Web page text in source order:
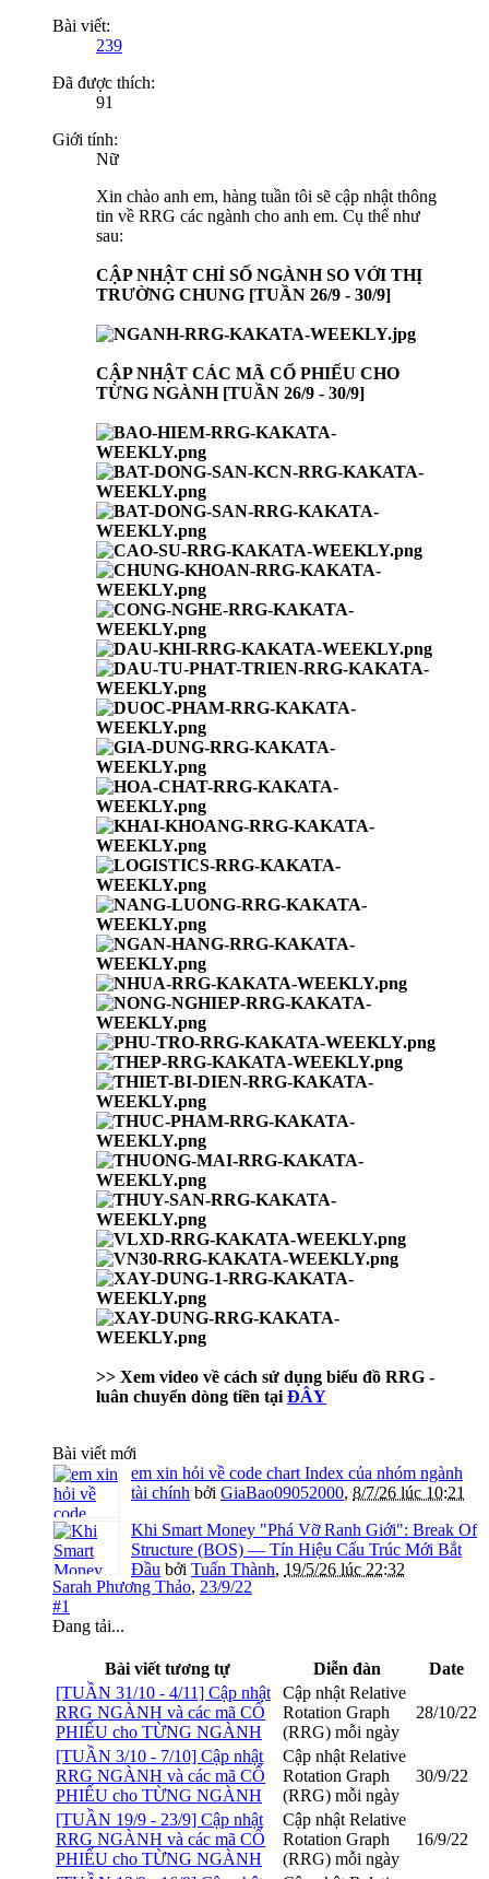
Bài viết:
239
Đã được thích:
91
Giới tính:
Nữ
Xin chào anh em, hàng tuần tôi sẽ cập nhật thông
tin về RRG các ngành cho anh em. Cụ thể như
sau:
CẬP NHẬT CHỈ SỐ NGÀNH SO VỚI THỊ
TRƯỜNG CHUNG [TUẦN 26/9 - 30/9]
CẬP NHẬT CÁC MÃ CỔ PHIẾU CHO
TỪNG NGÀNH [TUẦN 26/9 - 30/9]
>> Xem video về cách sử dụng biểu đồ RRG -
luân chuyển dòng tiền tại ĐÂY
Bài viết mới
em xin hỏi về code chart Index của nhóm ngành
tài chính bởi GiaBao09052000, 8/7/26 lúc 10:21
Khi Smart Money "Phá Vỡ Ranh Giới": Break Of
Structure (BOS) — Tín Hiệu Cấu Trúc Mới Bắt
Đầu bởi Tuấn Thành, 19/5/26 lúc 22:32
Sarah Phương Thảo, 23/9/22
#1
Đang tải...
Bài viết tương tự Diễn đàn
Date
[TUẦN 31/10 - 4/11] Cập nhật
RRG NGÀNH và các mã CỔ
PHIẾU cho TỪNG NGÀNH
Cập nhật Relative
Rotation Graph
(RRG) mỗi ngày
28/10/22
[TUẦN 3/10 - 7/10] Cập nhật
RRG NGÀNH và các mã CỔ
PHIẾU cho TỪNG NGÀNH
Cập nhật Relative
Rotation Graph
(RRG) mỗi ngày
30/9/22
[TUẦN 19/9 - 23/9] Cập nhật
RRG NGÀNH và các mã CỔ
PHIẾU cho TỪNG NGÀNH
Cập nhật Relative
Rotation Graph
(RRG) mỗi ngày
16/9/22